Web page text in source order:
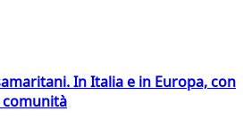
In Italia e in Europa, con